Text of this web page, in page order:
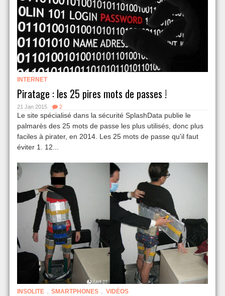
INTERNET
Piratage : les 25 pires mots de passes !
21 Jan 2015 2
Le site spécialisé dans la sécurité SplashData publie le
palmarès des 25 mots de passe les plus utilisés, donc plus
faciles à pirater, en 2014. Les 25 mots de passe qu'il faut
éviter 1. 12...
INSOLITE , SMARTPHONES , VIDÉOS